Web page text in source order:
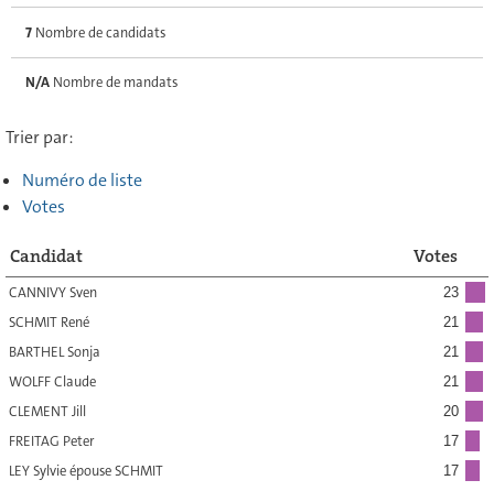
7Nombre de candidats
N/ANombre de mandats
Trier par:
Numéro de liste
Votes
Candidat Votes
CANNIVY Sven 23
SCHMIT René 21
BARTHEL Sonja 21
WOLFF Claude 21
CLEMENT Jill 20
FREITAG Peter 17
LEY Sylvie épouse SCHMIT 17